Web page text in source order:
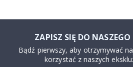
ZAPISZ SIĘ DO NASZEGO
Bądź pierwszy, aby otrzymywać
korzystać z naszych